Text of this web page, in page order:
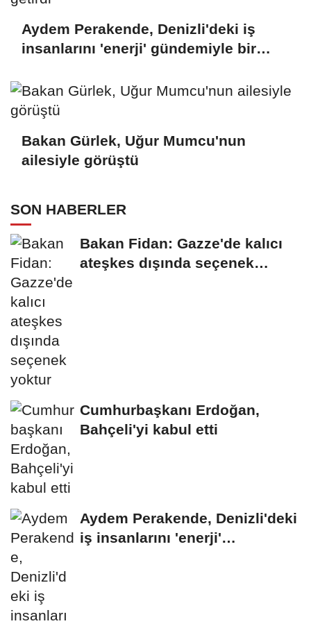
Aydem Perakende, Denizli'deki iş
insanlarını 'enerji' gündemiyle bir
Bakan Gürlek, Uğur Mumcu'nun
ailesiyle görüştü
SON HABERLER
Bakan Fidan: Gazze'de kalıcı
ateşkes dışında seçenek
Cumhurbaşkanı Erdoğan,
Bahçeli'yi kabul etti
Aydem Perakende, Denizli'deki
iş insanlarını 'enerji'